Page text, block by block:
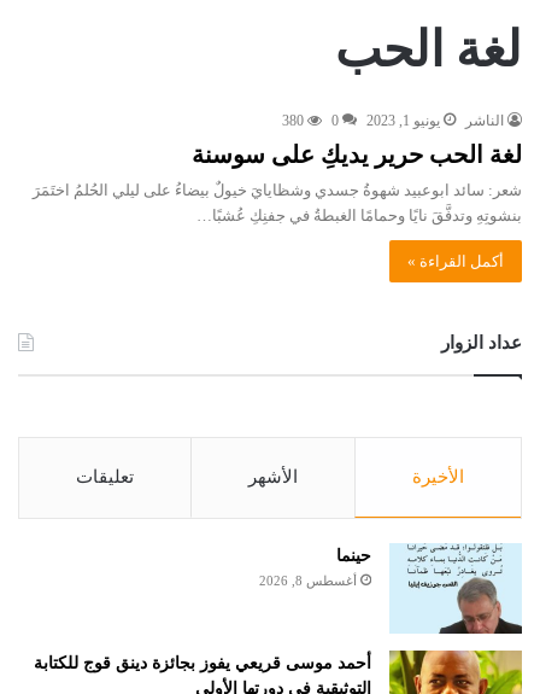
لغة الحب
الناشر يونيو 1, 2023 0
380
لغة الحب حرير يديكِ على سوسنة
شعر: سائد ابوعبيد شهوةُ جسدي وشظايايَ خيولٌ بيضاءُ على ليلي الحُلمُ اختَمَرَ
بنشوتِهِ وتدفَّقَ نايًا وحمامًا الغبطةُ في جفنِكِ عُشبًا…
أكمل القراءة »
عداد الزوار
الأخيرة الأشهر تعليقات
حينما
أغسطس 8, 2026
أحمد موسى قريعي يفوز بجائزة دينق قوج للكتابة
التوثيقية في دورتها الأولى